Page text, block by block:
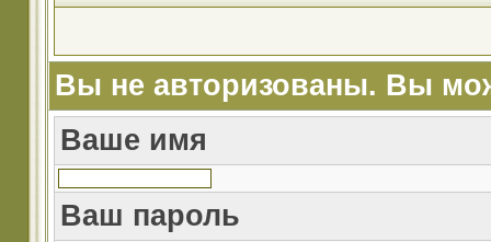
Вы не авторизованы. Вы
Ваше имя
Ваш пароль